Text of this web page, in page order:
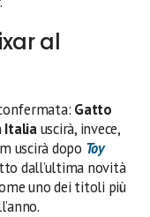
al
Gatto
Italiauscirà, invece,
uscirà dopo Toy
dall’ultima novità
uno dei titoli più